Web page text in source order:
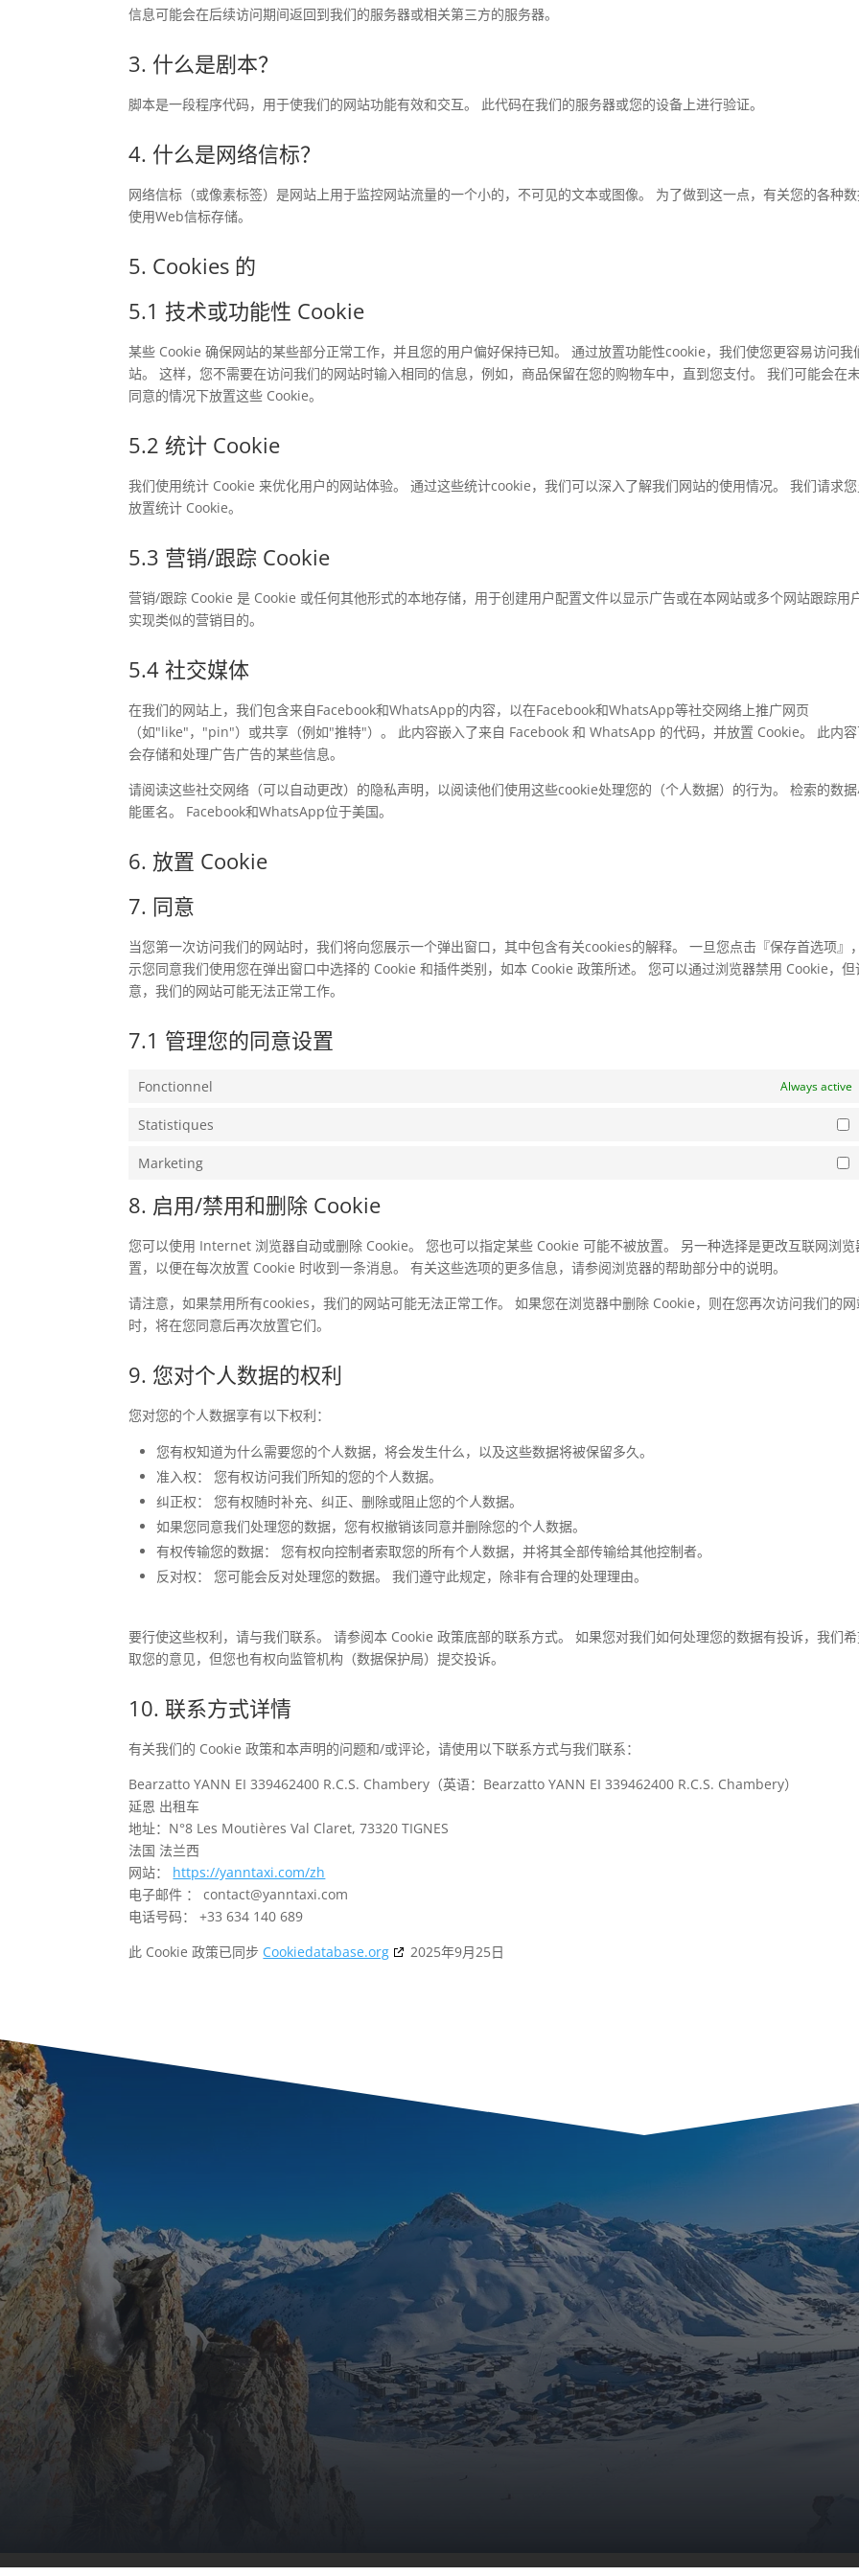
信息可能会在后续访问期间返回到我们的服务器或相关第三方的服务器。
3. 什么是剧本？
脚本是一段程序代码，用于使我们的网站功能有效和交互。 此代码在我们的服务器或您的设备上进行验证。
4. 什么是网络信标？
网络信标（或像素标签）是网站上用于监控网站流量的一个小的，不可见的文本或图像。 为了做到这一点，有关您的各种
使用Web信标存储。
5. Cookies 的
5.1 技术或功能性 Cookie
某些 Cookie 确保网站的某些部分正常工作，并且您的用户偏好保持已知。 通过放置功能性cookie，我们使您更容易访问我
站。 这样，您不需要在访问我们的网站时输入相同的信息，例如，商品保留在您的购物车中，直到您支付。 我们可能会在
同意的情况下放置这些 Cookie。
5.2 统计 Cookie
我们使用统计 Cookie 来优化用户的网站体验。 通过这些统计cookie，我们可以深入了解我们网站的使用情况。 我们请求
放置统计 Cookie。
5.3 营销/跟踪 Cookie
营销/跟踪 Cookie 是 Cookie 或任何其他形式的本地存储，用于创建用户配置文件以显示广告或在本网站或多个网站跟踪用
实现类似的营销目的。
5.4 社交媒体
在我们的网站上，我们包含来自Facebook和WhatsApp的内容，以在Facebook和WhatsApp等社交网络上推广网页
（如"like"，"pin"）或共享（例如"推特"）。 此内容嵌入了来自 Facebook 和 WhatsApp 的代码，并放置 Cookie。 此内
会存储和处理广告广告的某些信息。
请阅读这些社交网络（可以自动更改）的隐私声明，以阅读他们使用这些cookie处理您的（个人数据）的行为。 检索的数
能匿名。 Facebook和WhatsApp位于美国。
6. 放置 Cookie
7. 同意
当您第一次访问我们的网站时，我们将向您展示一个弹出窗口，其中包含有关cookies的解释。 一旦您点击『保存首选项』
示您同意我们使用您在弹出窗口中选择的 Cookie 和插件类别，如本 Cookie 政策所述。 您可以通过浏览器禁用 Cookie，但
意，我们的网站可能无法正常工作。
7.1 管理您的同意设置
Fonctionnel Always active
Statistiques
Marketing
8. 启用/禁用和删除 Cookie
您可以使用 Internet 浏览器自动或删除 Cookie。 您也可以指定某些 Cookie 可能不被放置。 另一种选择是更改互联网浏览
置，以便在每次放置 Cookie 时收到一条消息。 有关这些选项的更多信息，请参阅浏览器的帮助部分中的说明。
请注意，如果禁用所有cookies，我们的网站可能无法正常工作。 如果您在浏览器中删除 Cookie，则在您再次访问我们的
时，将在您同意后再次放置它们。
9. 您对个人数据的权利
您对您的个人数据享有以下权利：
您有权知道为什么需要您的个人数据，将会发生什么，以及这些数据将被保留多久。
准入权： 您有权访问我们所知的您的个人数据。
纠正权： 您有权随时补充、纠正、删除或阻止您的个人数据。
如果您同意我们处理您的数据，您有权撤销该同意并删除您的个人数据。
有权传输您的数据： 您有权向控制者索取您的所有个人数据，并将其全部传输给其他控制者。
反对权： 您可能会反对处理您的数据。 我们遵守此规定，除非有合理的处理理由。
要行使这些权利，请与我们联系。 请参阅本 Cookie 政策底部的联系方式。 如果您对我们如何处理您的数据有投诉，我们
取您的意见，但您也有权向监管机构（数据保护局）提交投诉。
10. 联系方式详情
有关我们的 Cookie 政策和本声明的问题和/或评论，请使用以下联系方式与我们联系：
Bearzatto YANN EI 339462400 R.C.S. Chambery（英语：Bearzatto YANN EI 339462400 R.C.S. Chambery）
延恩 出租车
地址：N°8 Les Moutières Val Claret, 73320 TIGNES
法国 法兰西
网站： https://yanntaxi.com/zh
电子邮件 ：contact@yanntaxi.com
电话号码： +33 634 140 689
此 Cookie 政策已同步 Cookiedatabase.org 2025年9月25日